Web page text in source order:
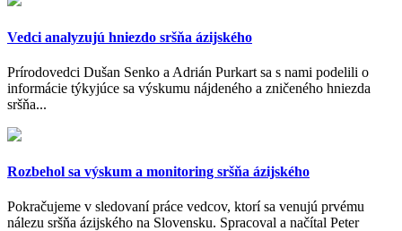
Vedci analyzujú hniezdo sršňa ázijského
Prírodovedci Dušan Senko a Adrián Purkart sa s nami podelili o
informácie týkyjúce sa výskumu nájdeného a zničeného hniezda
sršňa...
Rozbehol sa výskum a monitoring sršňa ázijského
Pokračujeme v sledovaní práce vedcov, ktorí sa venujú prvému
nálezu sršňa ázijského na Slovensku. Spracoval a načítal Peter